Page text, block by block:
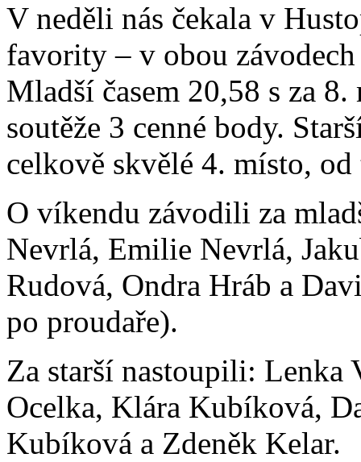
V neděli nás čekala v
favority – v obou
Mladší časem 20,58 s za
soutěže 3 cenné body.
celkově skvělé 4. místo,
O víkendu závodili za
Nevrlá, Emilie Nevrlá,
Rudová, Ondra Hráb a
po proudaře).
Za starší nastoupili: Lenka
Ocelka, Klára Kubíková,
Kubíková a Zdeněk Kelar.